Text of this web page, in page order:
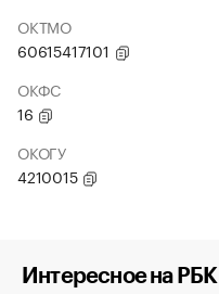
ОКТМО
60615417101
ОКФС
16
ОКОГУ
4210015
Интересное на РБК